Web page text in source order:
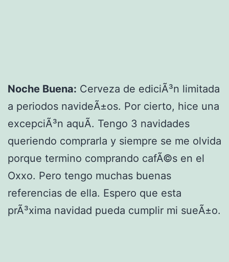
Noche Buena: Cerveza de ediciÃ³n limitada
a periodos navideÃ±os. Por cierto, hice una
excepciÃ³n aquÃ­. Tengo 3 navidades
queriendo comprarla y siempre se me olvida
porque termino comprando cafÃ©s en el
Oxxo. Pero tengo muchas buenas
referencias de ella. Espero que esta
prÃ³xima navidad pueda cumplir mi sueÃ±o.